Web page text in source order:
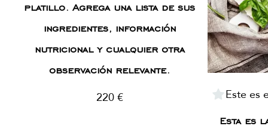
platillo. Agrega una lista de sus
ingredientes, información
nutricional y cualquier otra
observación relevante.
220 € Este es
Esta es